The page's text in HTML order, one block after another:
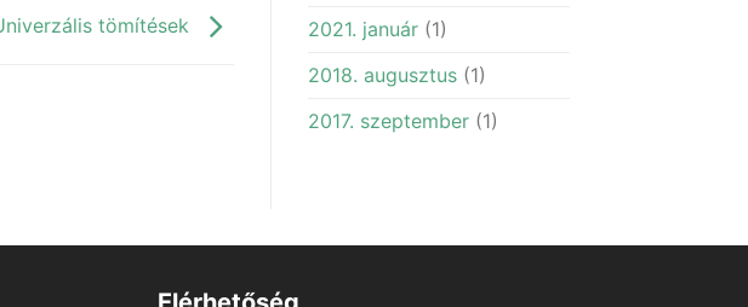
tömítések
2021. január(1)
2018. augusztus(1)
2017. szeptember(1)